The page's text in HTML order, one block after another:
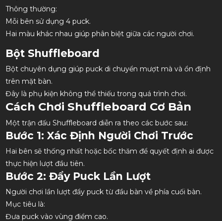
Thông thường:
Mỗi bên sử dụng 4 puck.
Hai màu khác nhau giúp phân biệt giữa các người chơi.
Bột Shuffleboard
Bột chuyên dụng giúp puck di chuyển mượt mà và ổn định
trên mặt bàn.
Đây là phụ kiện không thể thiếu trong quá trình chơi.
Cách Chơi Shuffleboard Cơ Bản
Một trận đấu Shuffleboard diễn ra theo các bước sau:
Bước 1: Xác Định Người Chơi Trước
Hai bên sẽ thống nhất hoặc bốc thăm để quyết định ai được
thực hiện lượt đầu tiên.
Bước 2: Đẩy Puck Lần Lượt
Người chơi lần lượt đẩy puck từ đầu bàn về phía cuối bàn.
Mục tiêu là:
Đưa puck vào vùng điểm cao.